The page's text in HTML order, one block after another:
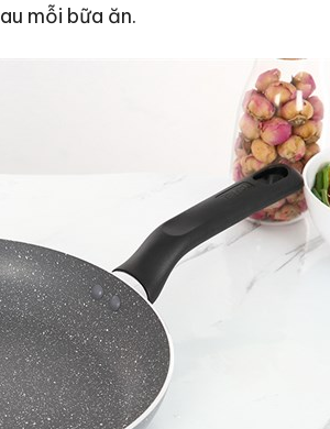
mỗi bữa ăn.